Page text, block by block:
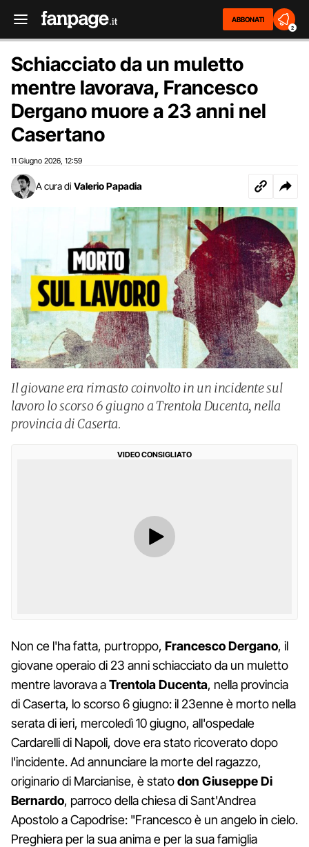
ABBONATI
2
Schiacciato da un muletto
mentre lavorava, Francesco
Dergano muore a 23 anni nel
Casertano
11 Giugno 2026 12:59
A cura di Valerio Papadia
Il giovane era rimasto coinvolto in un incidente sul
lavoro lo scorso 6 giugno a Trentola Ducenta, nella
provincia di Caserta.
VIDEO CONSIGLIATO
Non ce l'ha fatta, purtroppo, Francesco Dergano, il
giovane operaio di 23 anni schiacciato da un muletto
mentre lavorava aTrentola Ducenta, nella provincia
di Caserta, lo scorso 6 giugno: il 23enne è morto nella
serata di ieri, mercoledì 10 giugno, all'ospedale
Cardarelli di Napoli, dove era stato ricoverato dopo
l'incidente. Ad annunciare la morte del ragazzo,
originario di Marcianise, è statodon Giuseppe Di
Bernardo, parroco della chiesa di Sant'Andrea
Apostolo a Capodrise: "Francesco è un angelo in cielo.
Preghiera per la sua anima e per la sua famiglia